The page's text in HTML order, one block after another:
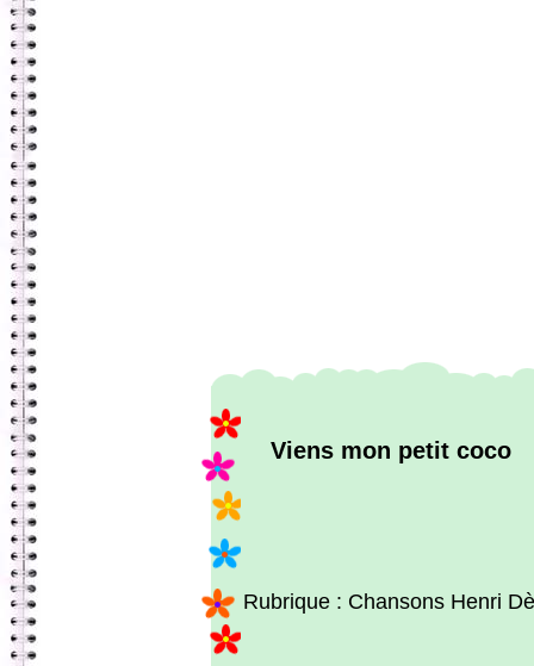
Viens mon petit coco
Rubrique : Chansons Henri